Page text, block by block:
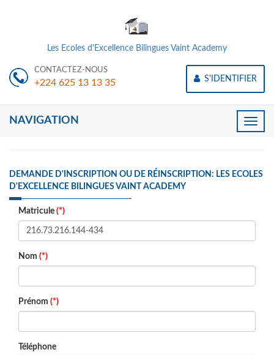
Les Ecoles d'Excellence Bilingues Vaint Academy
CONTACTEZ-NOUS
+224 625 13 13 35 S'IDENTIFIER
Toggle
NAVIGATION
DEMANDE D'INSCRIPTION OU DE RÉINSCRIPTION: LES ECOLES
D'EXCELLENCE BILINGUES VAINT ACADEMY
Matricule (*)
Nom (*)
Prénom (*)
Téléphone